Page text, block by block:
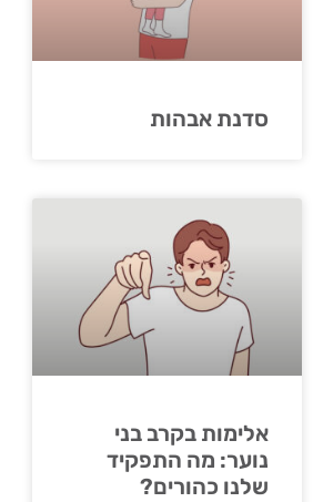
סדנת אבהות
אלימות בקרב בני
נוער: מה התפקיד
שלנו כהורים?